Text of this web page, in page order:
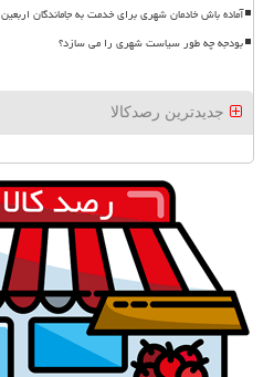
آماده باش خادمان شهری برای خدمت به جاماندگان اربعین
بودجه چه طور سیاست شهری را می سازد؟
جدیدترین رصدکالا